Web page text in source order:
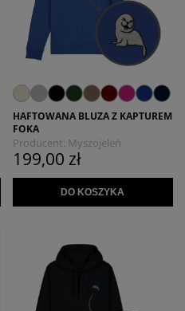
HAFTOWANA BLUZA Z KAPTUREM
FOKA
Producent: Myszojeleń
199,00 zł
DO KOSZYKA